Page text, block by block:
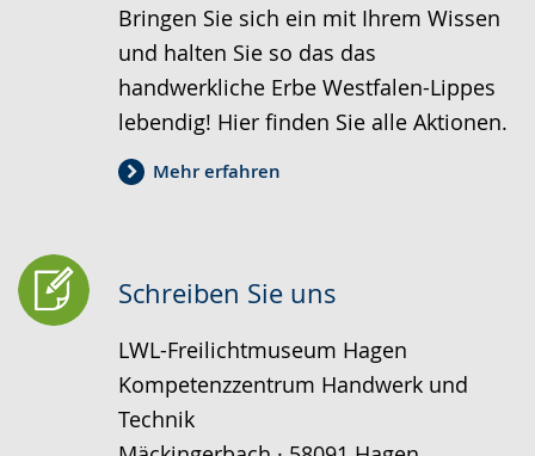
Bringen Sie sich ein mit Ihrem Wissen
und halten Sie so das das
handwerkliche Erbe Westfalen-Lippes
lebendig! Hier finden Sie alle Aktionen.
Mehr erfahren
Schreiben Sie uns
LWL-Freilichtmuseum Hagen
Kompetenzzentrum Handwerk und
Technik